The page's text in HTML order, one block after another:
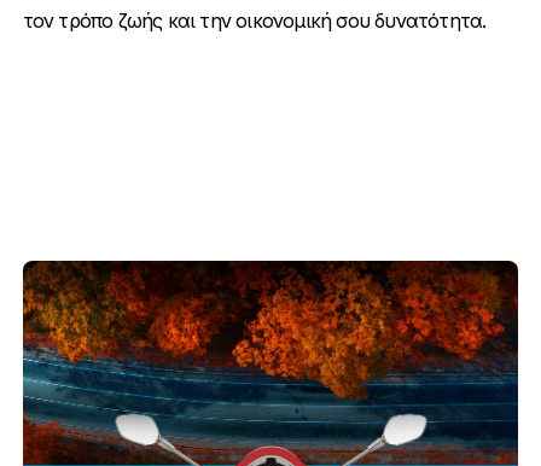
τον τρόπο ζωής και την οικονομική σου δυνατότητα.